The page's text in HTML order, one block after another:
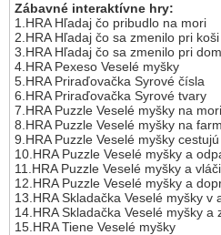
Zábavné interaktívne hry:
1.HRA Hľadaj čo pribudlo na mori
2.HRA Hľadaj čo sa zmenilo pri koši
3.HRA Hľadaj čo sa zmenilo pri
4.HRA Pexeso Veselé myšky
5.HRA Priraďovačka Syrové čísla
6.HRA Priraďovačka Syrové tvary
7.HRA Puzzle Veselé myšky na mori
8.HRA Puzzle Veselé myšky na
9.HRA Puzzle Veselé myšky cestujú
10.HRA Puzzle Veselé myšky a
11.HRA Puzzle Veselé myšky a
12.HRA Puzzle Veselé myšky a
13.HRA Skladačka Veselé myšky v
14.HRA Skladačka Veselé myšky a
15.HRA Tiene Veselé myšky